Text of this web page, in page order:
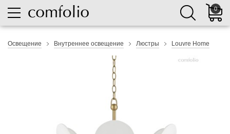
0
Освещение Внутреннее освещение Люстры Louvre Home